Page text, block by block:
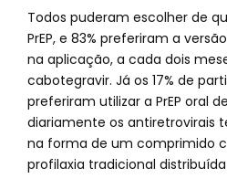
Todos puderam escolher de
PrEP, e 83% preferiram a
na aplicação, a cada dois
cabotegravir. Já os 17% de
preferiram utilizar a PrEP oral
diariamente os antiretrovirais
na forma de um comprimido
profilaxia tradicional distribuída